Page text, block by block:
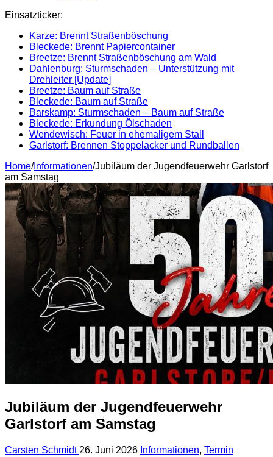
Einsatzticker:
Karze: Brennt Straßenböschung
Bleckede: Brennt Papiercontainer
Breetze: Brennt Straßenböschung am Wald
Dahlenburg: Sturmschaden – Unterstützung mit
Drehleiter [Update]
Breetze: Baum auf Straße
Bleckede: Baum auf Straße
Barskamp: Sturmschaden – Baum auf Straße
Bleckede: Erkundung Ölschaden
Wendewisch: Feuer in ehemaligem Stall
Garlstorf: Brennen Stoppelacker und Rundballen
Home/Informationen/Jubiläum der Jugendfeuerwehr Garlstorf
am Samstag
Jubiläum der Jugendfeuerwehr
Garlstorf am Samstag
Carsten Schmidt 26. Juni 2026 Informationen, Termin